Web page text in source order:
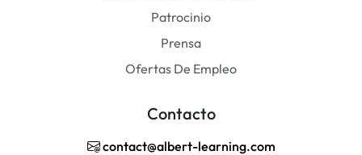
Patrocinio
Prensa
Ofertas De Empleo
Contacto
contact@albert-learning.com